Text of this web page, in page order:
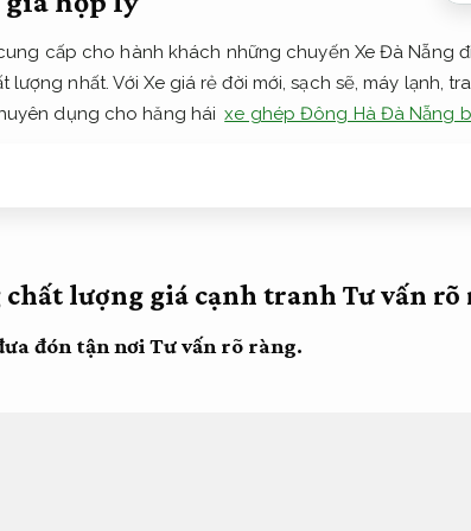
cấp cho hành khách những chuyến Xe Đà Nẵng
nhất. Với Xe giá rẻ đời mới, sạch sẽ, máy lạnh,
dụng cho hăng hái xe ghép Đông Hà Đà Nẵng
chất lượng giá cạnh tranh Tư vấn rõ
đón tận nơi Tư vấn rõ ràng.